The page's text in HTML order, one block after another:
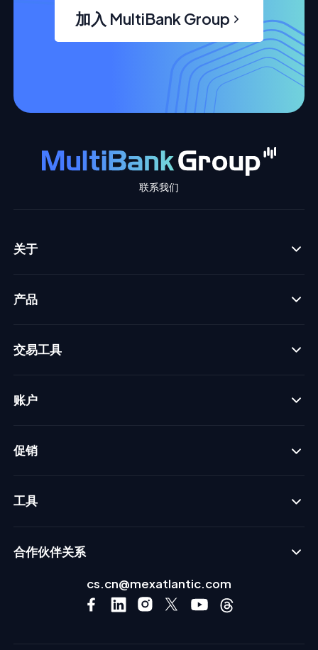
加入 MultiBank Group
联系我们
关于
产品
交易工具
账户
促销
工具
合作伙伴关系
cs.cn@mexatlantic.com